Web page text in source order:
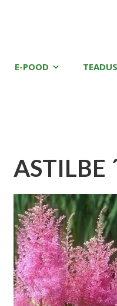
E-POOD
ASTILBE